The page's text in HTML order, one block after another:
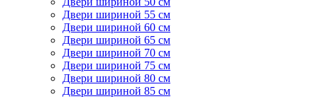
Двери шириной 55 см
Двери шириной 60 см
Двери шириной 65 см
Двери шириной 70 см
Двери шириной 75 см
Двери шириной 80 см
Двери шириной 85 см